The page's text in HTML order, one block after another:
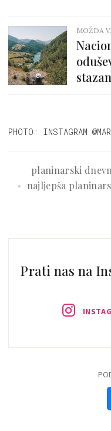
MOŽDA
PHOTO: INSTAGRAM
planinarski
najljepša
Prati nas na